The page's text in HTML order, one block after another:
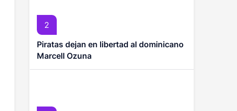
2
Piratas dejan en libertad al dominicano
Marcell Ozuna